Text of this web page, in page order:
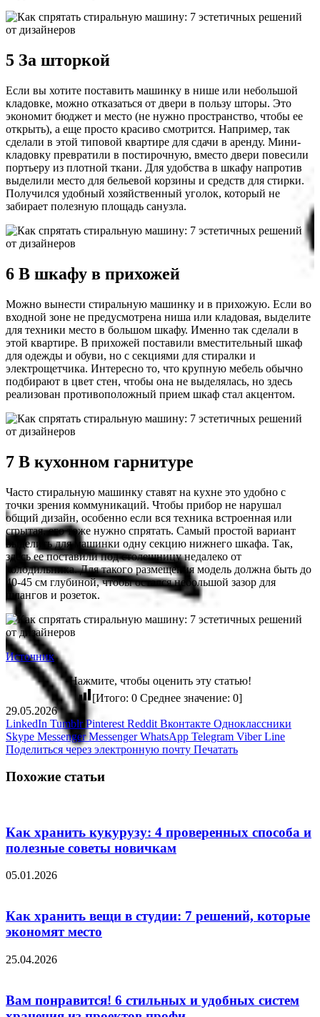
5 За шторкой
Если вы хотите поставить машинку в нише или небольшой
кладовке, можно отказаться от двери в пользу шторы. Это
экономит бюджет и место (не нужно пространство, чтобы ее
открыть), а еще просто красиво смотрится. Например, так
сделали в этой типовой квартире для сдачи в аренду. Мини-
кладовку превратили в постирочную, вместо двери повесили
портьеру из плотной ткани. Для удобства в шкафу напротив
выделили место для бельевой корзины и средств для стирки.
Получился удобный хозяйственный уголок, который не
забирает полезную площадь санузла.
6 В шкафу в прихожей
Можно вынести стиральную машинку и в прихожую. Если во
входной зоне не предусмотрена ниша или кладовая, выделите
для техники место в большом шкафу. Именно так сделали в
этой квартире. В прихожей поставили вместительный шкаф
для одежды и обуви, но с секциями для стиралки и
электрощетчика. Интересно то, что крупную мебель обычно
подбирают в цвет стен, чтобы она не выделялась, но здесь
реализован противоположный прием шкаф стал акцентом.
7 В кухонном гарнитуре
Часто стиральную машинку ставят на кухне это удобно с
точки зрения коммуникаций. Чтобы прибор не нарушал
общий дизайн, особенно если вся техника встроенная или
сrрытая, его тоже нужно спрятать. Самый простой вариант
выделить для машинки одну секцию нижнего шкафа. Так,
здесь ее поставили под столешницу недалеко от
холодильника. Для такого размещения модель должна быть до
40-45 см глубиной, чтобы остался небольшой зазор для
шлангов и розеток.
Источник
Нажмите, чтобы оценить эту статью!
[Итого: 0 Среднее значение: 0]
29.05.2026
LinkedIn Tumblr Pinterest Reddit Вконтакте Одноклассники
Skype Messenger Messenger WhatsApp Telegram Viber Line
Поделиться через электронную почту Печатать
Похожие статьи
Как хранить кукурузу: 4 проверенных способа и
полезные советы новичкам
05.01.2026
Как хранить вещи в студии: 7 решений, которые
экономят место
25.04.2026
Вам понравится! 6 стильных и удобных систем